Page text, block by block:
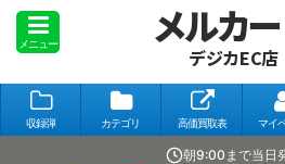
メニュー メルカ
デジカEC店
収録弾 カテゴリ 高価買取表 マイ
朝9:00まで当日